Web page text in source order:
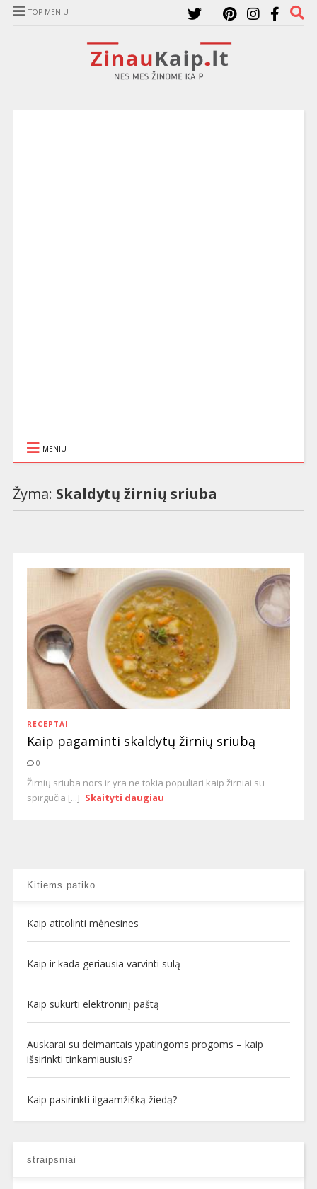
TOP MENIU
MENIU
Žyma: Skaldytų žirnių sriuba
RECEPTAI
Kaip pagaminti skaldytų žirnių sriubą
0
Žirnių sriuba nors ir yra ne tokia populiari kaip žirniai su
spirgučia [...] Skaityti daugiau
Kitiems patiko
Kaip atitolinti mėnesines
Kaip ir kada geriausia varvinti sulą
Kaip sukurti elektroninį paštą
Auskarai su deimantais ypatingoms progoms – kaip
išsirinkti tinkamiausius?
Kaip pasirinkti ilgaamžišką žiedą?
straipsniai